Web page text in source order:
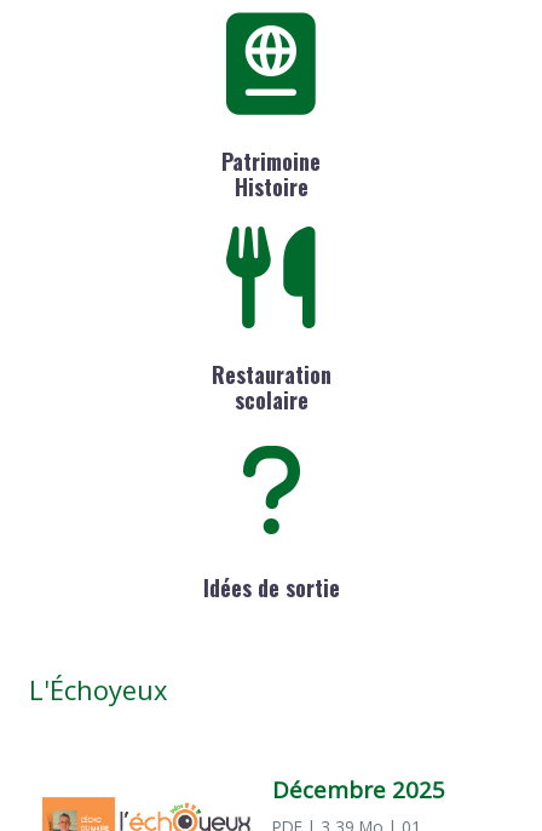
Patrimoine
Histoire
Restauration
scolaire
Idées de sortie
L'Échoyeux
Décembre 2025